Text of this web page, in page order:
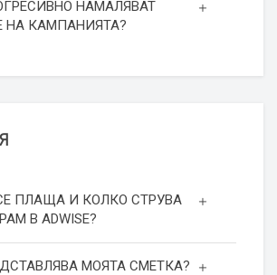
НАМАЛЯВАТ
НА КАМПАНИЯТА?
ПЛАЩА И КОЛКО СТРУВА
В ADWISE?
МОЯТА СМЕТКА?